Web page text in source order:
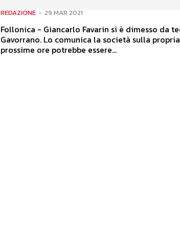
REDAZIONE - 29 MAR 2021
Follonica - Giancarlo Favarin si è dimesso da
Gavorrano. Lo comunica la società sulla
prossime ore potrebbe essere...